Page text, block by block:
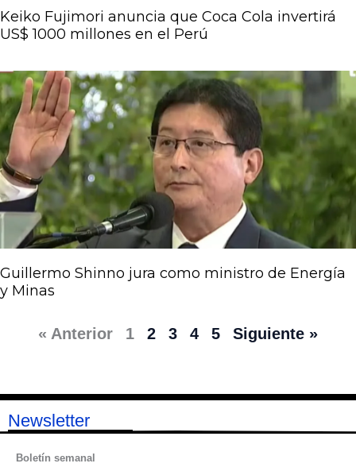
Keiko Fujimori anuncia que Coca Cola invertirá
US$ 1000 millones en el Perú
Guillermo Shinno jura como ministro de Energía
y Minas
« Anterior 1 2 3 4 5 Siguiente »
Newsletter
Boletín semanal